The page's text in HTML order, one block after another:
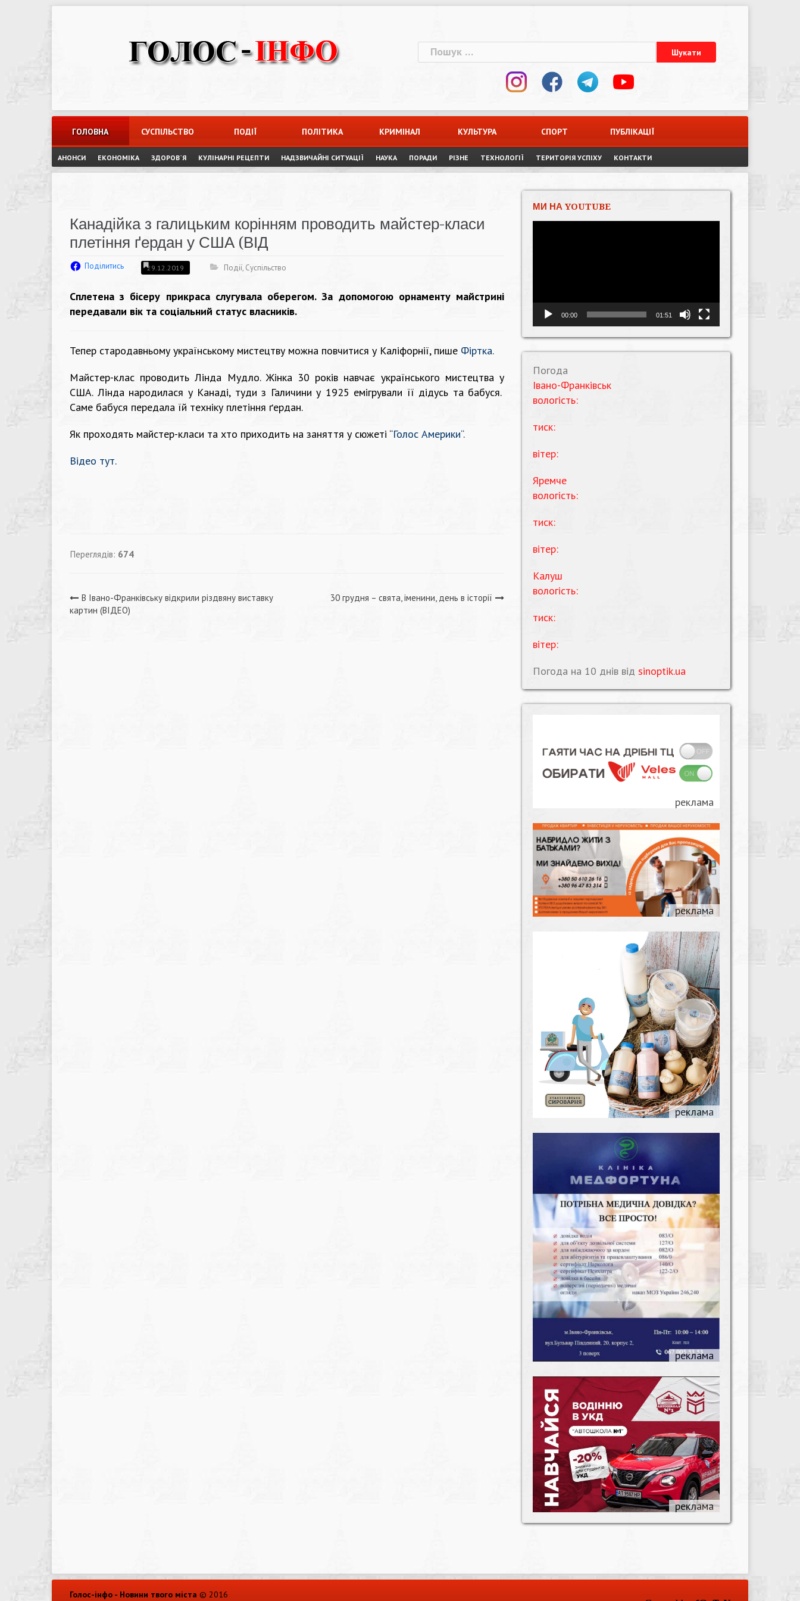
Пошук:
ГОЛОВНА СУСПІЛЬСТВО ПОДІЇ ПОЛІТИКА КРИМІНАЛ КУЛЬТУРА СПОРТ ПУБЛІКАЦІЇ
АНОНСИ ЕКОНОМІКА ЗДОРОВ`Я КУЛІНАРНІ РЕЦЕПТИ НАДЗВИЧАЙНІ СИТУАЦІЇ НАУКА ПОРАДИ РІЗНЕ ТЕХНОЛОГІЇ ТЕРИТОРІЯ УСПІХУ КОНТАКТИ
Канадійка з галицьким корінням проводить майстер-класи
плетіння ґердан у США (ВІД
Поділитись 29.12.2019 Події, Суспільство
Сплетена з бісеру прикраса слугувала оберегом. За допомогою орнаменту майстрині
передавали вік та соціальний статус власників.
Тепер стародавньому українському мистецтву можна повчитися у Каліфорнії, пише Фіртка.
Майстер-клас проводить Лінда Мудло. Жінка 30 років навчає українського мистецтва у
США. Лінда народилася у Канаді, туди з Галичини у 1925 емігрували її дідусь та бабуся.
Саме бабуся передала їй техніку плетіння ґердан.
Як проходять майстер-класи та хто приходить на заняття у сюжеті “Голос Америки“.
Відео тут.
Переглядів: 674
Навігація
В Івано-Франківську відкрили різдвяну виставку
картин (ВІДЕО)
30 грудня – свята, іменини, день в історії
МИ НА YOUTUBE
00:00 01:51
Погода
Івано-Франківськ
вологість:
тиск:
вітер:
Яремче
вологість:
тиск:
вітер:
Калуш
вологість:
тиск:
вітер:
Погода на 10 днів від sinoptik.ua
Голос-інфо - Новини твого міста © 2016